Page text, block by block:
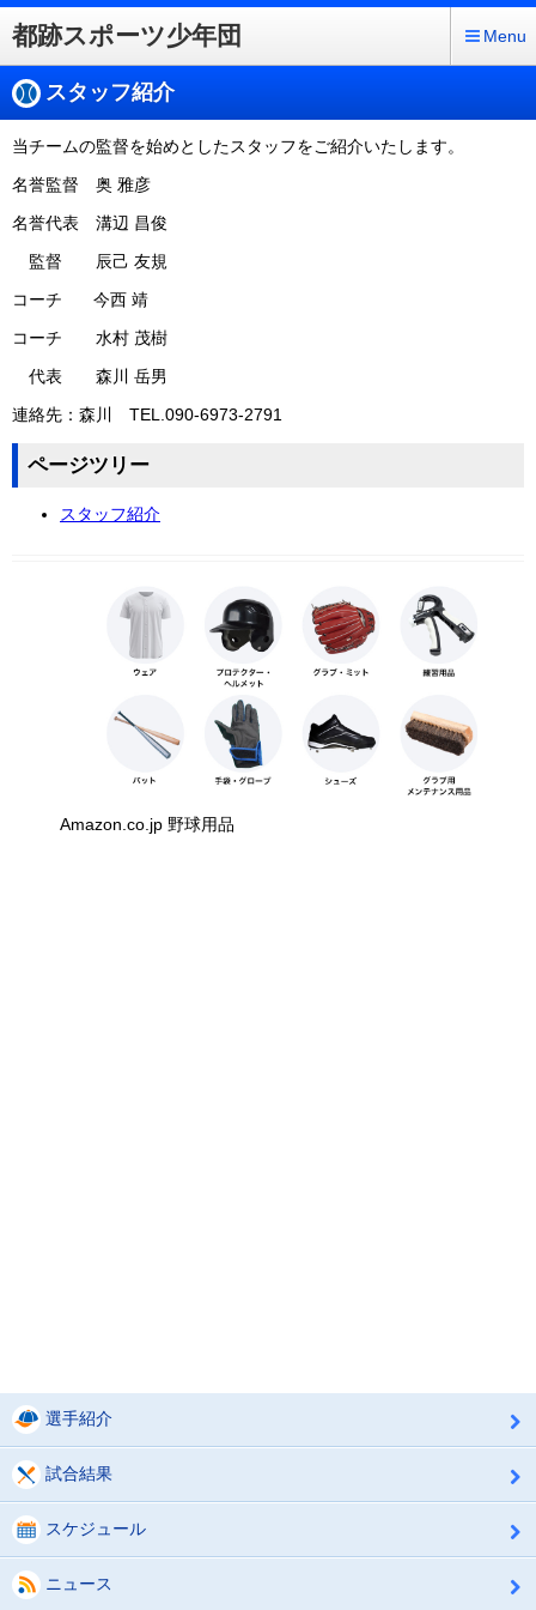
都跡スポーツ少年団 Menu
スタッフ紹介
当チームの監督を始めとしたスタッフをご紹介いたします。
名誉監督 奥 雅彦
名誉代表 溝辺 昌俊
監督 辰己 友規
コーチ 今西 靖
コーチ 水村 茂樹
代表 森川 岳男
連絡先：森川 TEL.090-6973-2791
ページツリー
スタッフ紹介
Amazon.co.jp 野球用品
選手紹介
試合結果
スケジュール
ニュース